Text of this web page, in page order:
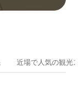
近場で人気の観光